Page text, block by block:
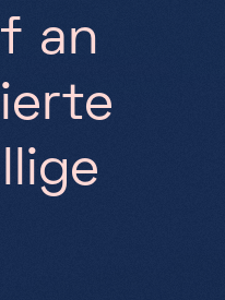
f an
ierte
ige